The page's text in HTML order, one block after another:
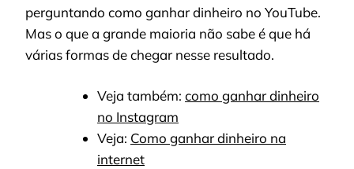
perguntando como ganhar dinheiro no YouTube.
Mas o que a grande maioria não sabe é que há
várias formas de chegar nesse resultado.
Veja também: como ganhar dinheiro
no Instagram
Veja: Como ganhar dinheiro na
internet